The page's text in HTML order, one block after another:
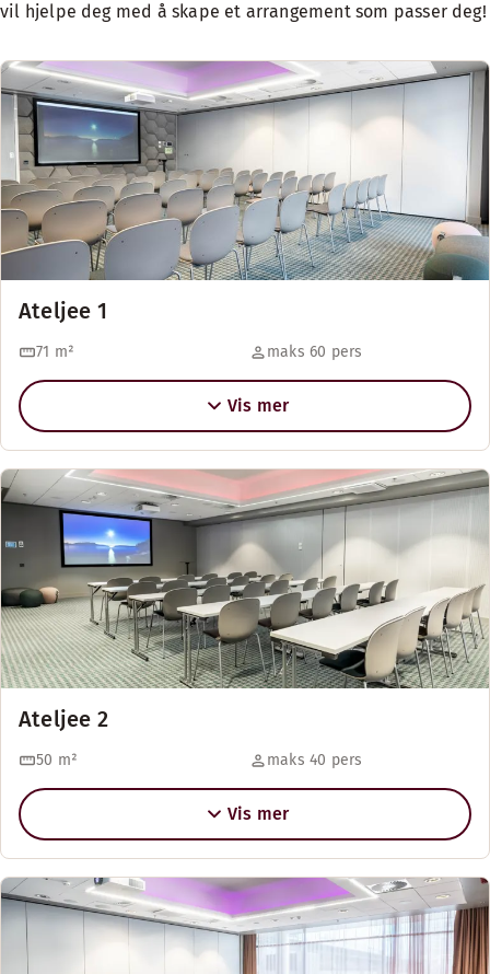
vil hjelpe deg med å skape et arrangement som passer deg!
Ateljee 1
71 m² maks 60 pers
Vis mer
Ateljee 2
50 m² maks 40 pers
Vis mer